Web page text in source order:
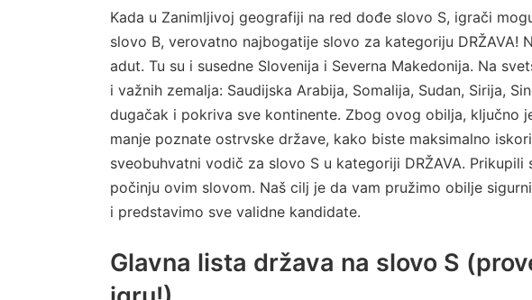
Kada u Zanimljivoj geografiji na red dođe slovo S, igrači
slovo B, verovatno najbogatije slovo za kategoriju DRŽAVA!
adut. Tu su i susedne Slovenija i Severna Makedonija. Na
i važnih zemalja: Saudijska Arabija, Somalija, Sudan, Sirija,
dugačak i pokriva sve kontinente. Zbog ovog obilja, ključno
manje poznate ostrvske države, kako biste maksimalno
sveobuhvatni vodič za slovo S u kategoriji DRŽAVA.
počinju ovim slovom. Naš cilj je da vam pružimo obilje
i predstavimo sve validne kandidate.
Glavna lista država na slovo S